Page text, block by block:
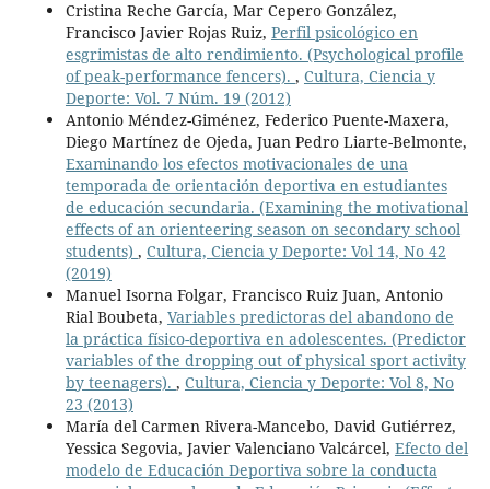
Cristina Reche García, Mar Cepero González,
Francisco Javier Rojas Ruiz, Perfil psicológico en
esgrimistas de alto rendimiento. (Psychological profile
of peak-performance fencers). , Cultura, Ciencia y
Deporte: Vol. 7 Núm. 19 (2012)
Antonio Méndez-Giménez, Federico Puente-Maxera,
Diego Martínez de Ojeda, Juan Pedro Liarte-Belmonte,
Examinando los efectos motivacionales de una
temporada de orientación deportiva en estudiantes
de educación secundaria. (Examining the motivational
effects of an orienteering season on secondary school
students) , Cultura, Ciencia y Deporte: Vol 14, No 42
(2019)
Manuel Isorna Folgar, Francisco Ruiz Juan, Antonio
Rial Boubeta, Variables predictoras del abandono de
la práctica físico-deportiva en adolescentes. (Predictor
variables of the dropping out of physical sport activity
by teenagers). , Cultura, Ciencia y Deporte: Vol 8, No
23 (2013)
María del Carmen Rivera-Mancebo, David Gutiérrez,
Yessica Segovia, Javier Valenciano Valcárcel, Efecto del
modelo de Educación Deportiva sobre la conducta